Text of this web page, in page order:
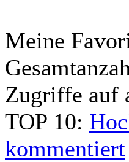
Meine
Zugriffe auf
TOP 10:
kommentiert